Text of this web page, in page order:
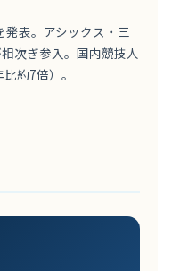
発表。アシックス・三
次ぎ参入。国内競技人
約7倍）。